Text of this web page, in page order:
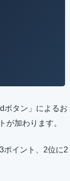
ボタン」によるお
が加わります。
ポイント、2位に2